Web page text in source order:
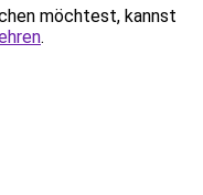
möchtest, kannst
.